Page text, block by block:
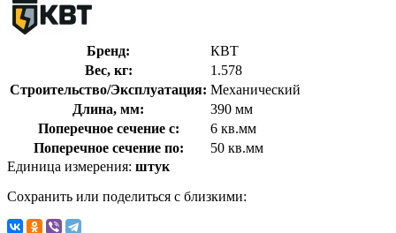
Бренд:
КВТ
Вес, кг:
1.578
Строительство/Эксплуатация: Механический
Длина, мм:
390 мм
Поперечное сечение с:
6 кв.мм
Поперечное сечение по:
50 кв.мм
Единица измерения: штук
Сохранить или поделиться с близкими: